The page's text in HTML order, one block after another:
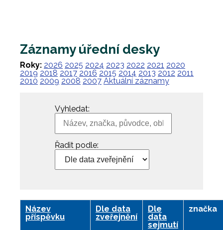
Záznamy úřední desky
Roky: 2026 2025 2024 2023 2022 2021 2020
2019 2018 2017 2016 2015 2014 2013 2012 2011
2010 2009 2008 2007 Aktuální záznamy
Vyhledat:
Řadit podle:
Název
příspěvku
Dle data
zveřejnění
Dle
data
sejmutí
značka